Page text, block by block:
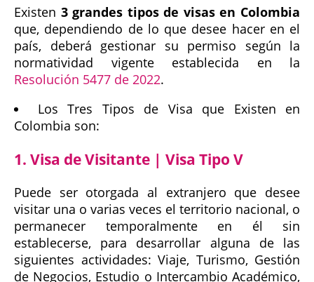
Existen 3 grandes tipos de visas en Colombia
que, dependiendo de lo que desee hacer en el
país, deberá gestionar su permiso según la
normatividad vigente establecida en la
Resolución 5477 de 2022.
Los Tres Tipos de Visa que Existen en
Colombia son:
1. Visa de Visitante | Visa Tipo V
Puede ser otorgada al extranjero que desee
visitar una o varias veces el territorio nacional, o
permanecer temporalmente en él sin
establecerse, para desarrollar alguna de las
siguientes actividades: Viaje, Turismo, Gestión
de Negocios, Estudio o Intercambio Académico,